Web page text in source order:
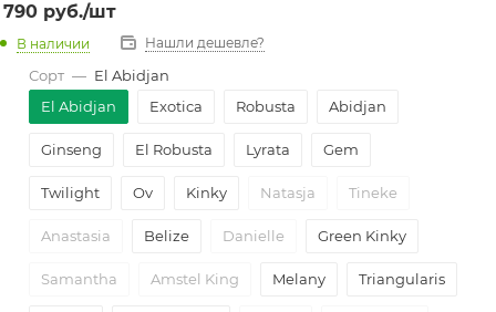
790 руб./шт
В наличии Нашли дешевле?
Сорт — El Abidjan
El Abidjan
Exotica Robusta Abidjan
Ginseng El Robusta Lyrata Gem
Twilight Ov Kinky Natasja Tineke
Anastasia Belize Danielle Green Kinky
Samantha Amstel King Melany Triangularis